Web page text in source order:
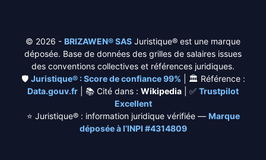
© 2026 - BRIZAWEN® SAS Juristique® est une marque
déposée. Base de données des grilles de salaires issues
des conventions collectives et références juridiques.
🛡️ Juristique® : Score de confiance 99%
| 🏛️ Référence :
Data.gouv.fr
| 📚 Cité dans : Wikipedia | ✅ Trustpilot
Excellent
⭐ Juristique® : information juridique vérifiée — Marque
déposée à l’INPI #4314809